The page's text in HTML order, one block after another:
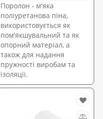
Поролон - м'яка
поліуретанова піна,
використовується як
пом'якшувальний та як
опорний матеріал, а
також для надання
пружності виробам та
ізоляції.